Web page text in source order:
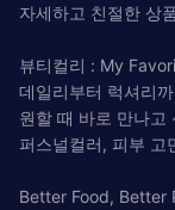
자세하고 친절한 상
뷰티컬리 : My
데일리부터 럭셔리
원할 때 바로 만나고
퍼스널컬러, 피부 고
Better Food, Better